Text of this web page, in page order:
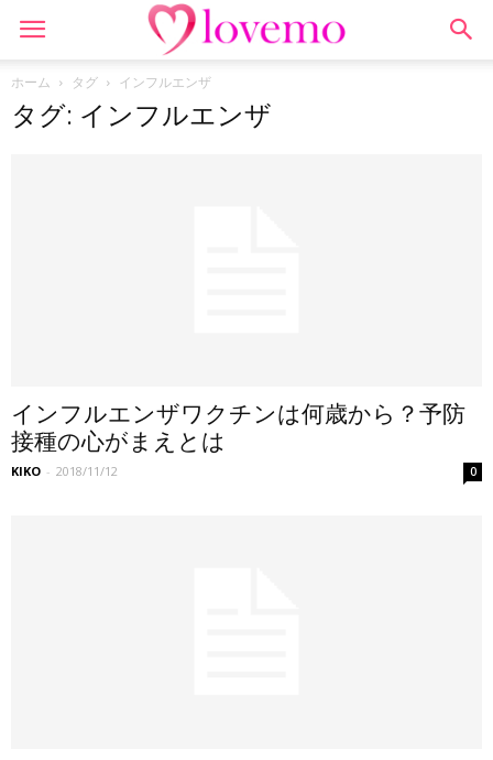
ホーム タグ インフルエンザ
タグ: インフルエンザ
インフルエンザワクチンは何歳から？予防
接種の心がまえとは
KIKO - 2018/11/12 0